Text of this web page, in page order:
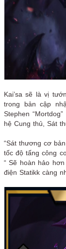
Kai’sa sẽ là vị
trong bản cập
Stephen
hệ Cung thủ, Sát
“Sát thương cơ
tốc độ tấng công
“ Sẽ hoàn hảo
điện Statikk càng